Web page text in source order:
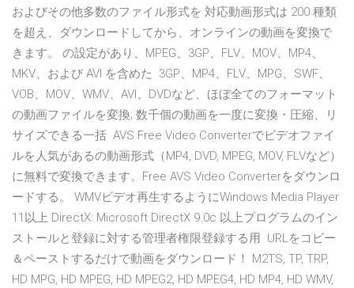
およびその他多数のファイル形式を 対応動画形式は 200 種類
を超え、ダウンロードしてから、オンラインの動画を変換で
きます。 の設定があり、MPEG、3GP、FLV、MOV、MP4、
MKV、および AVI を含めた 3GP、MP4、FLV、MPG、SWF、
VOB、MOV、WMV、AVI、DVDなど、ほぼ全てのフォーマット
の動画ファイルを変換; 数千個の動画を一度に変換・圧縮、リ
サイズできる一括 AVS Free Video Converterでビデオファイ
ルを人気があるの動画形式（MP4, DVD, MPEG, MOV, FLVなど）
に無料で変換できます。Free AVS Video Converterをダウンロ
ードする。 WMVビデオ再生するようにWindows Media Player
11以上 DirectX: Microsoft DirectX 9.0c 以上プログラムのイン
ストールと登録に対する管理者権限登録する用 URLをコピー
＆ペーストするだけで動画をダウンロード！ M2TS, TP, TRP,
HD MPG, HD MPEG, HD MPEG2, HD MPEG4, HD MP4, HD WMV,